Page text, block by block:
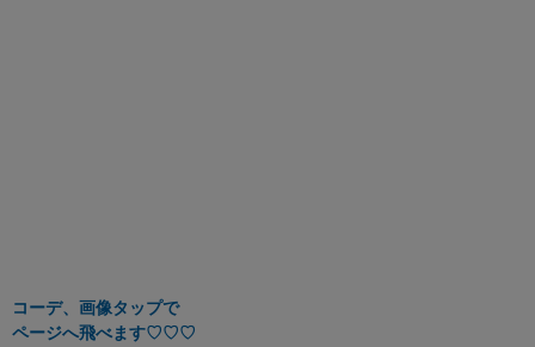
コーデ、画像タップで
ページへ飛べます♡♡♡